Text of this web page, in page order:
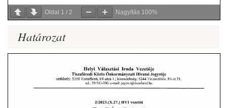
Oldal 1 / 2 Nagyítás 100%
Határozat